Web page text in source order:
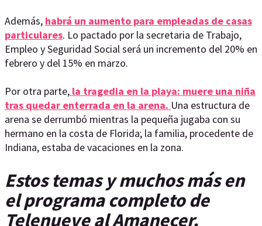
Además, habrá un aumento para empleadas de casas
particulares. Lo pactado por la secretaria de Trabajo,
Empleo y Seguridad Social será un incremento del 20% en
febrero y del 15% en marzo.
Por otra parte, la tragedia en la playa: muere una niña
tras quedar enterrada en la arena. Una estructura de
arena se derrumbó mientras la pequeña jugaba con su
hermano en la costa de Florida; la familia, procedente de
Indiana, estaba de vacaciones en la zona.
Estos temas y muchos más en
el programa completo de
Telenueve al Amanecer.